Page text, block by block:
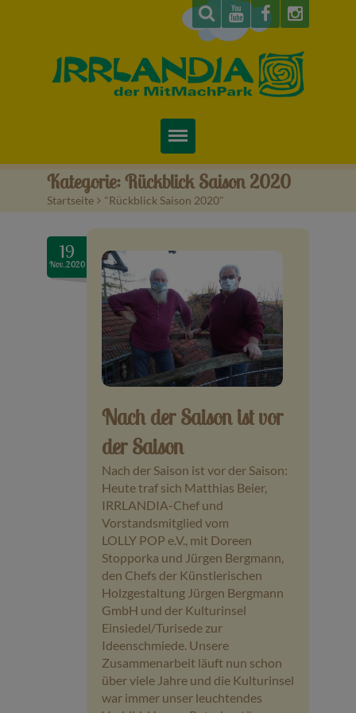
Startseite
Preise & Infos
Tickets
Attraktionen
Videos
Veranstaltungen
Baumpaten
Kontakt
Kategorie:Rückblick Saison 2020
Startseite > "Rückblick Saison 2020"
19
Nov..2020
Nach der Saison ist vor
der Saison
Nach der Saison ist vor der Saison:
Heute traf sich Matthias Beier,
IRRLANDIA-Chef und
Vorstandsmitglied vom
LOLLY POP e.V., mit Doreen
Stopporka und Jürgen Bergmann,
den Chefs der Künstlerischen
Holzgestaltung Jürgen Bergmann
GmbH und der Kulturinsel
Einsiedel/Turisede zur
Ideenschmiede. Unsere
Zusammenarbeit läuft nun schon
über viele Jahre und die Kulturinsel
war immer unser leuchtendes